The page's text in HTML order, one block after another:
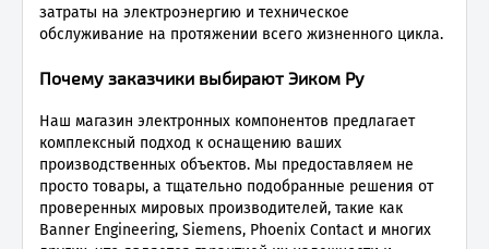
затраты на электроэнергию и техническое
обслуживание на протяжении всего жизненного цикла.
Почему заказчики выбирают Эиком Ру
Наш магазин электронных компонентов предлагает
комплексный подход к оснащению ваших
производственных объектов. Мы предоставляем не
просто товары, а тщательно подобранные решения от
проверенных мировых производителей, такие как
Banner Engineering, Siemens, Phoenix Contact и многих